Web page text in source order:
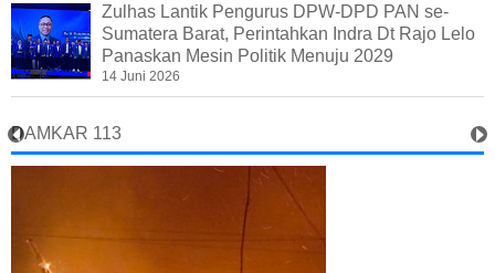
Zulhas Lantik Pengurus DPW-DPD PAN se-
Sumatera Barat, Perintahkan Indra Dt Rajo Lelo
Panaskan Mesin Politik Menuju 2029
14 Juni 2026
DAMKAR 113